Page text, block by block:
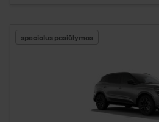
specialus pasiūlymas